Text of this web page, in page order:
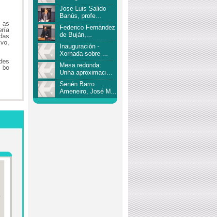
as
bo
Jose Luis Salido
Banús, profe...
Federico Fernández
de Buján,...
Inauguración -
Xornada sobre ...
Mesa redonda:
Unha aproximaci...
Senén Barro
Ameneiro, José M...